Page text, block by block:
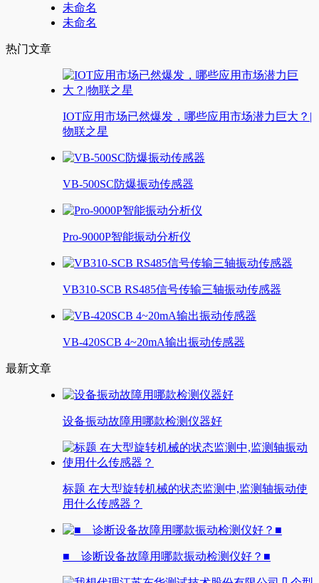
未命名
未命名
热门文章
IOT应用市场已然爆发，哪些应用市场潜力巨大？|
物联之星
VB-500SC防爆振动传感器
Pro-9000P智能振动分析仪
VB310-SCB RS485信号传输三轴振动传感器
VB-420SCB 4~20mA输出振动传感器
最新文章
设备振动故障用哪款检测仪器好
标题 在大型旋转机械的状态监测中,监测轴振动使
用什么传感器？
■ 诊断设备故障用哪款振动检测仪好？■